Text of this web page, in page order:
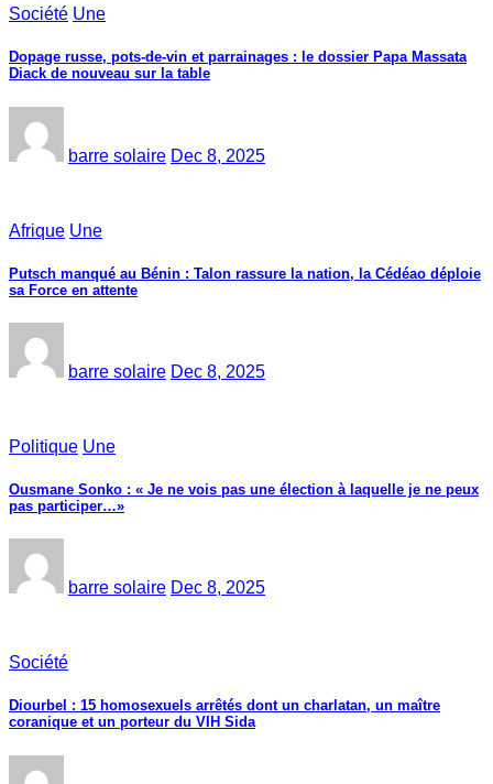
Société Une
Dopage russe, pots-de-vin et parrainages : le dossier Papa Massata
Diack de nouveau sur la table
barre solaire Dec 8, 2025
Afrique Une
Putsch manqué au Bénin : Talon rassure la nation, la Cédéao déploie
sa Force en attente
barre solaire Dec 8, 2025
Politique Une
Ousmane Sonko : « Je ne vois pas une élection à laquelle je ne peux
pas participer…»
barre solaire Dec 8, 2025
Société
Diourbel : 15 homosexuels arrêtés dont un charlatan, un maître
coranique et un porteur du VIH Sida